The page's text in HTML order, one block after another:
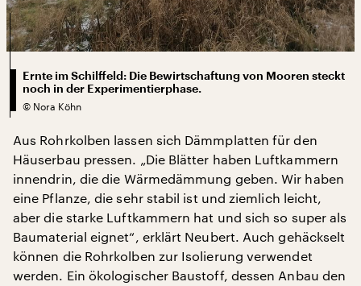
Ernte im Schilffeld: Die Bewirtschaftung von Mooren steckt
noch in der Experimentierphase.
© Nora Köhn
Aus Rohrkolben lassen sich Dämmplatten für den
Häuserbau pressen. „Die Blätter haben Luftkammern
innendrin, die die Wärmedämmung geben. Wir haben
eine Pflanze, die sehr stabil ist und ziemlich leicht,
aber die starke Luftkammern hat und sich so super als
Baumaterial eignet“, erklärt Neubert. Auch gehäckselt
können die Rohrkolben zur Isolierung verwendet
werden. Ein ökologischer Baustoff, dessen Anbau den